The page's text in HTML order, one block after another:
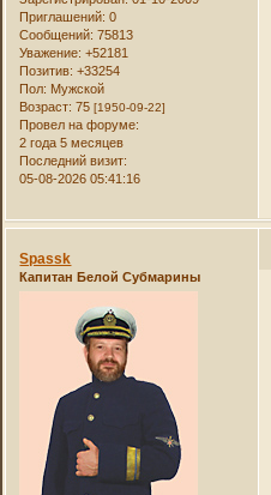
Приглашений: 0
Сообщений: 75813
Уважение: +52181
Позитив: +33254
Пол: Мужской
Возраст: 75[1950-09-22]
Провел на форуме:
2 года 5 месяцев
Последний визит:
05-08-2026 05:41:16
Spassk
Капитан Белой Субмарины